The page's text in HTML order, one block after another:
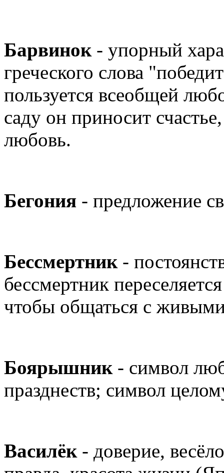
Барвинок- упорный
греческого слова
пользуется всеобщей
саду он приносит
любовь.
Бегония - предложение
Бессмертник-
бессмертник
чтобы общаться с
Боярышник - символ
празднеств; символ
Василёк- доверие,